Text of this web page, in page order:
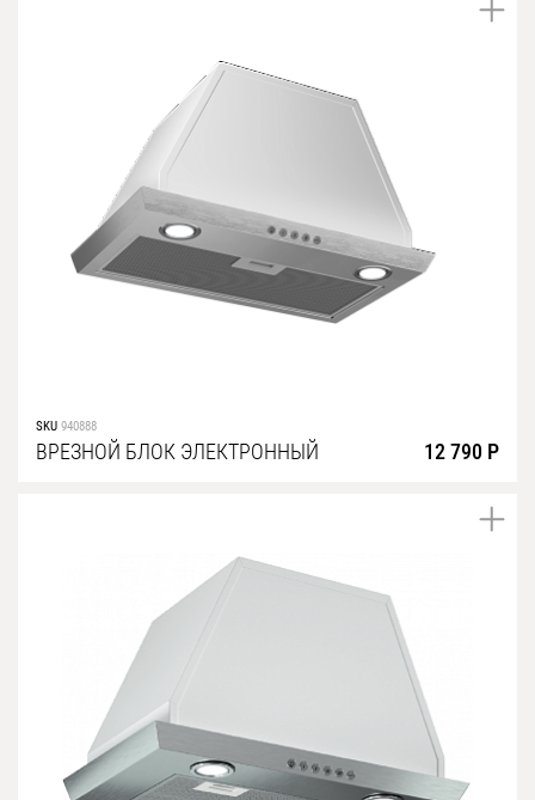
SKU 940888
ВРЕЗНОЙ БЛОК ЭЛЕКТРОННЫЙ 12 790 Р